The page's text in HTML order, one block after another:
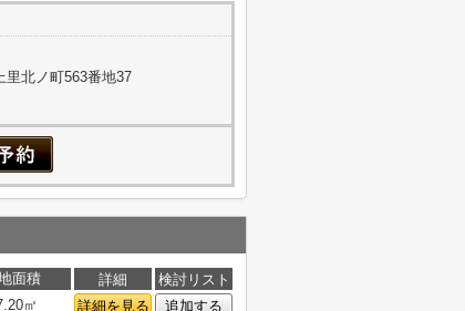
里北ノ町563番地37
面積 詳細
検討リスト
㎡ 詳細を見る 追加する